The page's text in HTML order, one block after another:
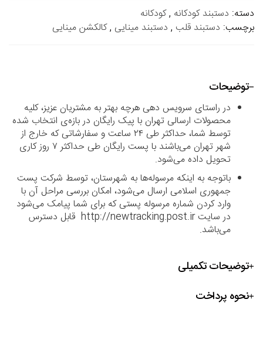
دسته: دستبند کودکانه ,کودکانه
برچسب: دستبند قلب , دستبند مینایی ,کالکشن مینایی
توضیحات
در راستای سرویس دهی هرچه بهتر به مشتریان عزیز، کلیه
محصولات ارسالی تهران با پیک رایگان در بازه‌ی انتخاب شده
توسط شما، حداکثر طی ۲۴ ساعت و سفارشاتی که خارج از
شهر تهران می‌باشند با پست رایگان طی حداکثر ۷ روز کاری
تحویل داده می‌شود.
باتوجه به اینکه مرسوله‌ها به شهرستان، توسط شرکت پست
جمهوری اسلامی ارسال می‌شود، امکان بررسی مراحل آن با
وارد کردن شماره مرسوله پستی که برای شما پیامک می‌شود
در سایت http://newtracking.post.ir قابل دسترس
می‌باشد.
توضیحات تکمیلی
نحوه پرداخت